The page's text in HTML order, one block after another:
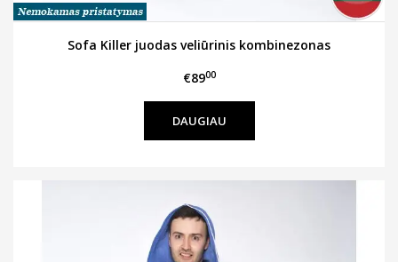
Sofa Killer juodas veliūrinis kombinezonas
€8900
DAUGIAU